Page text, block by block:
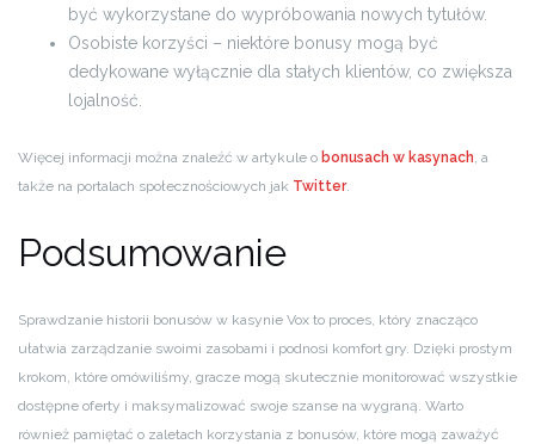
być wykorzystane do wypróbowania nowych tytułów.
Osobiste korzyści – niektóre bonusy mogą być
dedykowane wyłącznie dla stałych klientów, co zwiększa
lojalność.
Więcej informacji można znaleźć w artykule o bonusach w kasynach, a
także na portalach społecznościowych jak Twitter.
Podsumowanie
Sprawdzanie historii bonusów w kasynie Vox to proces, który znacząco
ułatwia zarządzanie swoimi zasobami i podnosi komfort gry. Dzięki prostym
krokom, które omówiliśmy, gracze mogą skutecznie monitorować wszystkie
dostępne oferty i maksymalizować swoje szanse na wygraną. Warto
również pamiętać o zaletach korzystania z bonusów, które mogą zaważyć